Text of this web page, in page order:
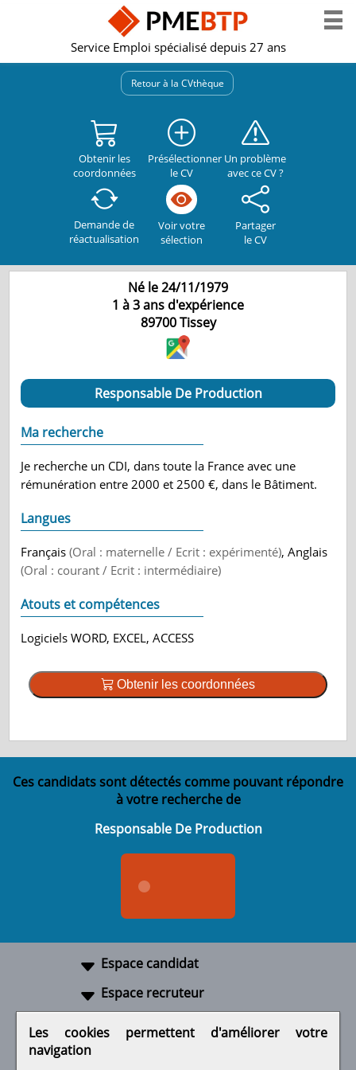
Service Emploi spécialisé depuis 27 ans
Retour à la CVthèque
Obtenir les
coordonnées
Présélectionner
le CV
Un problème
avec ce CV ?
Demande de
réactualisation
Voir votre
sélection
Partager
le CV
Né le 24/11/1979
1 à 3 ans d'expérience
89700 Tissey
Responsable De Production
Ma recherche
Je recherche un CDI, dans toute la France avec une
rémunération entre 2000 et 2500 €, dans le Bâtiment.
Langues
Français(Oral : maternelle / Ecrit : expérimenté), Anglais
(Oral : courant / Ecrit : intermédiaire)
Atouts et compétences
Logiciels WORD, EXCEL, ACCESS
Obtenir les coordonnées
Ces candidats sont détectés comme pouvant répondre
à votre recherche de
Responsable De Production
Espace candidat
Espace recruteur
Les cookies permettent d'améliorer votre
navigation